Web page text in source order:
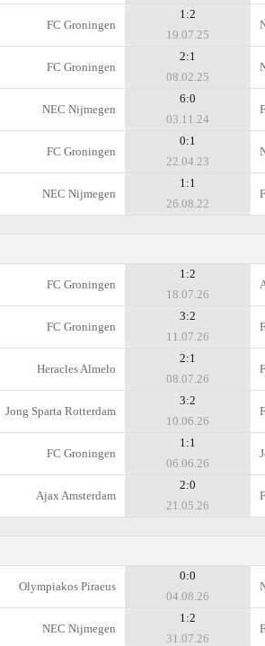
FC Groningen
1:2
19.07.25
FC Groningen
2:1
08.02.25
NEC Nijmegen
6:0
03.11.24
FC Groningen
0:1
22.04.23
NEC Nijmegen
1:1
26.08.22
FC Groningen
1:2
18.07.26
FC Groningen
3:2
11.07.26
Heracles Almelo
2:1
08.07.26
Jong Sparta Rotterdam
3:2
10.06.26
FC Groningen
1:1
06.06.26
Ajax Amsterdam
2:0
21.05.26
Olympiakos Piraeus
0:0
04.08.26
NEC Nijmegen
1:2
31.07.26